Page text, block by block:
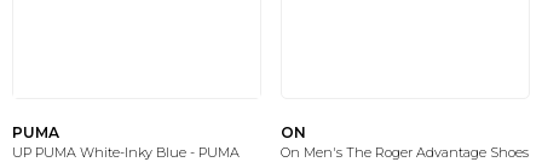
PUMA
UP PUMA White-Inky Blue - PUMA
ON
On Men's The Roger Advantage Shoes